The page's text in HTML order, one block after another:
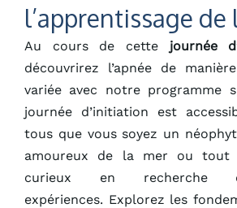
l’apprentissage de
Au cours de cette journée
découvrirez l’apnée de
variée avec notre programme
journée d’initiation est
tous que vous soyez un
amoureux de la mer ou tout
curieux en recherche
expériences. Explorez les